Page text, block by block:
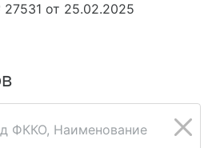
от 25.02.2025
ФККО, Наименование